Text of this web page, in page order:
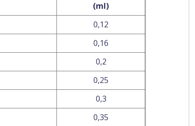
(ml)
0,12
0,16
0,2
0,25
0,3
0,35